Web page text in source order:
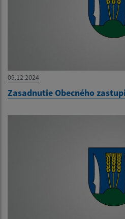
09.12.2024
Zasadnutie Obecného